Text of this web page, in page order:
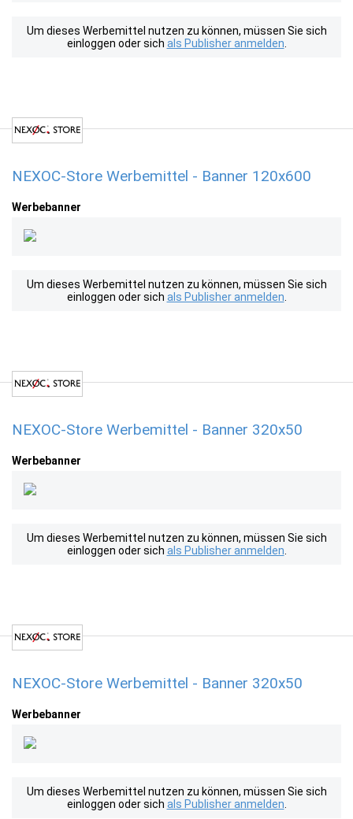
Um dieses Werbemittel nutzen zu können, müssen Sie sich
einloggen oder sich als Publisher anmelden
NEXOC-Store Werbemittel - Banner 120x600
Werbebanner
Um dieses Werbemittel nutzen zu können, müssen Sie sich
einloggen oder sich als Publisher anmelden
NEXOC-Store Werbemittel - Banner 320x50
Werbebanner
Um dieses Werbemittel nutzen zu können, müssen Sie sich
einloggen oder sich als Publisher anmelden
NEXOC-Store Werbemittel - Banner 320x50
Werbebanner
Um dieses Werbemittel nutzen zu können, müssen Sie sich
einloggen oder sich als Publisher anmelden